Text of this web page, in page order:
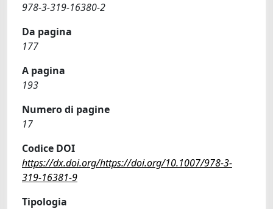
978-3-319-16380-2
Da pagina
177
A pagina
193
Numero di pagine
17
Codice DOI
https://dx.doi.org/https://doi.org/10.1007/978-3-
319-16381-9
Tipologia